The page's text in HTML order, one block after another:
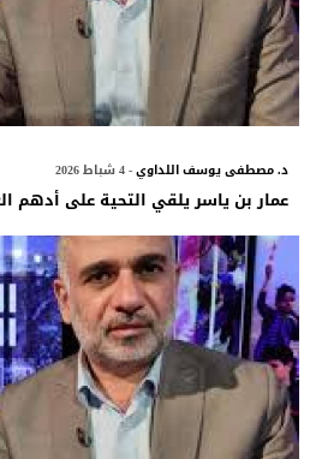
د. مصطفى يوسف اللداوي- 4 شباط 2026
عمار بن ياسر يلقي التحية على أدهم